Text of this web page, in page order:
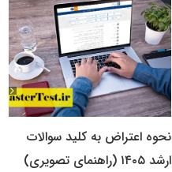
نحوه اعتراض به کلید سوالات
ارشد ۱۴۰۵ (راهنمای تصویری)